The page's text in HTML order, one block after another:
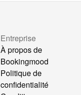
Entreprise
À propos de
Bookingmood
Politique de
confidentialité